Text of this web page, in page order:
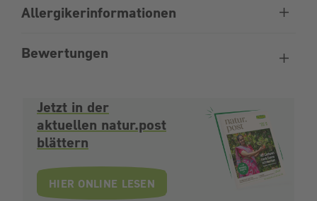
Allergikerinformationen
Bewertungen
Jetzt in der
aktuellen natur.post
blättern
HIER ONLINE LESEN